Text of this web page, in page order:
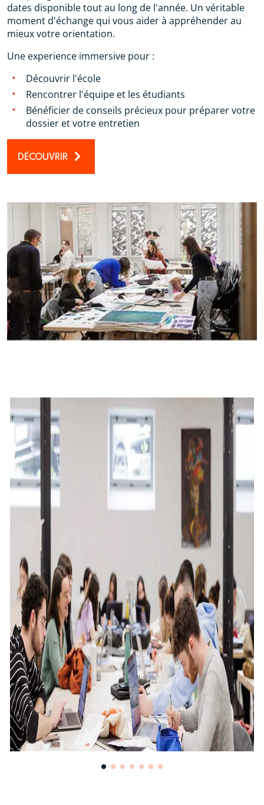
dates disponible tout au long de l'année. Un véritable
moment d'échange qui vous aider à appréhender au
mieux votre orientation.
Une experience immersive pour :
Découvrir l'école
Rencontrer l'équipe et les étudiants
Bénéficier de conseils précieux pour préparer votre
dossier et votre entretien
DÉCOUVRIR